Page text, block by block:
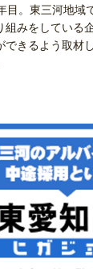
目。東三河地域
組みをしている
できるよう取材